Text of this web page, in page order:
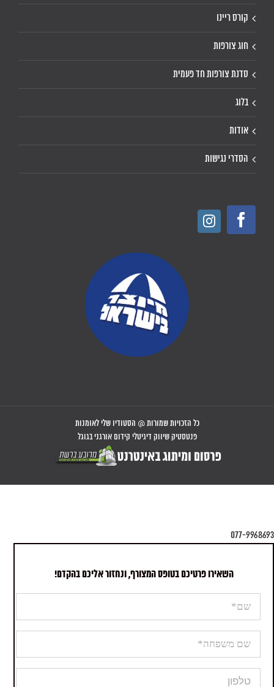
קורס ריינו
חוג צורפות
סדנת צורפות חד פעמית
בלוג
אודות
הסדרי נגישות
כל הזכויות שמורות @ הסטודיו שלי לאומנות
פנטסטיק שיווק דיגיטלי קידום אורגני בגוגל
077-9968693
השאירו פרטיכם בטופס המצורף, ונחזור אליכם בהקדם!